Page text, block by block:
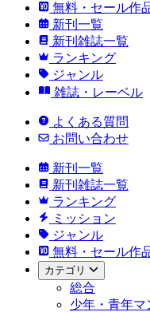
無料・セール作
新刊一覧
新刊雑誌一覧
ランキング
ジャンル
雑誌・レーベル
よくある質問
お問い合わせ
新刊一覧
新刊雑誌一覧
ランキング
ミッション
ジャンル
無料・セール作
カテゴリ
総合
少年・青年マ